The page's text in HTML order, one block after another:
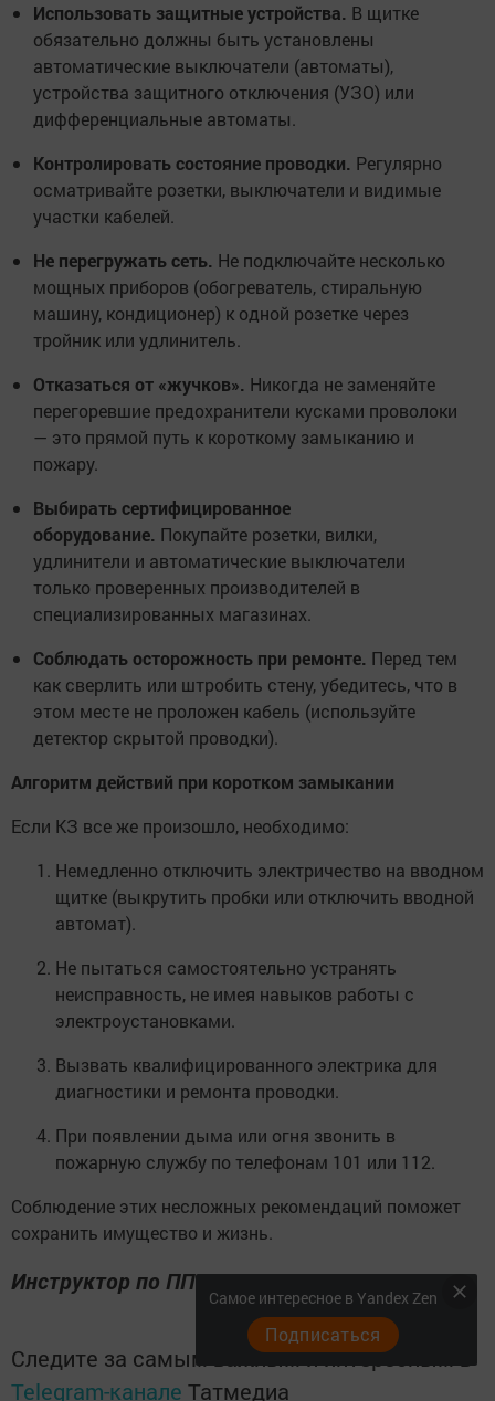
Использовать защитные устройства. В щитке
обязательно должны быть установлены
автоматические выключатели (автоматы),
устройства защитного отключения (УЗО) или
дифференциальные автоматы.
Контролировать состояние проводки. Регулярно
осматривайте розетки, выключатели и видимые
участки кабелей.
Не перегружать сеть. Не подключайте несколько
мощных приборов (обогреватель, стиральную
машину, кондиционер) к одной розетке через
тройник или удлинитель.
Отказаться от «жучков». Никогда не заменяйте
перегоревшие предохранители кусками проволоки
— это прямой путь к короткому замыканию и
пожару.
Выбирать сертифицированное
оборудование. Покупайте розетки, вилки,
удлинители и автоматические выключатели
только проверенных производителей в
специализированных магазинах.
Соблюдать осторожность при ремонте. Перед тем
как сверлить или штробить стену, убедитесь, что в
этом месте не проложен кабель (используйте
детектор скрытой проводки).
Алгоритм действий при коротком замыкании
Если КЗ все же произошло, необходимо:
Немедленно отключить электричество на вводном
щитке (выкрутить пробки или отключить вводной
автомат).
Не пытаться самостоятельно устранять
неисправность, не имея навыков работы с
электроустановками.
Вызвать квалифицированного электрика для
диагностики и ремонта проводки.
При появлении дыма или огня звонить в
пожарную службу по телефонам 101 или 112.
Соблюдение этих несложных рекомендаций поможет
сохранить имущество и жизнь.
Инструктор по ПП ОПП 73 ПЧ Спиридонова М.
Следите за самым важным и интересным в
Telegram-канале Татмедиа
Самое интересное в Yandex Zen
Подписаться